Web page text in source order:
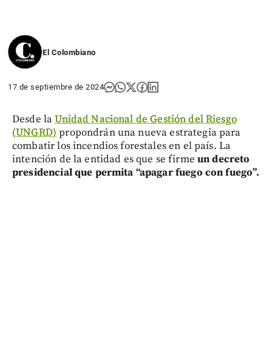
El Colombiano
17 de septiembre de 2024
Desde laUnidad Nacional de Gestión del Riesgo
(UNGRD) propondrán una nueva estrategia para
combatir los incendios forestales en el país. La
intención de la entidad es que se firme un decreto
presidencial que permita “apagar fuego con fuego”.